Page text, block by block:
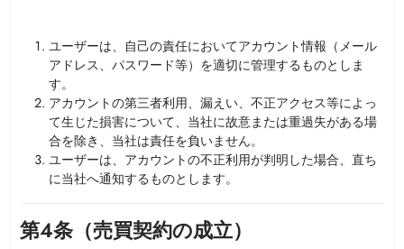
ユーザーは、自己の責任においてアカウント情報（メール
アドレス、パスワード等）を適切に管理するものとしま
す。
アカウントの第三者利用、漏えい、不正アクセス等によっ
て生じた損害について、当社に故意または重過失がある場
合を除き、当社は責任を負いません。
ユーザーは、アカウントの不正利用が判明した場合、直ち
に当社へ通知するものとします。
第4条（売買契約の成立）